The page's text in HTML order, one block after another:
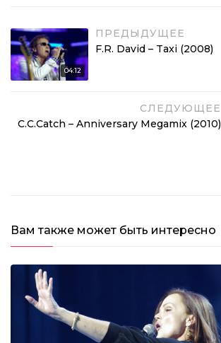
04:12
ПРЕДЫДУЩЕЕ
F.R. David – Taxi (2008)
СЛЕДУЮЩЕЕ
C.C.Catch – Anniversary Megamix (2010)
Вам также может быть интересно